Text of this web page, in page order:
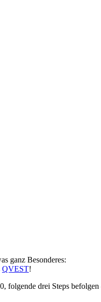
ganz Besonderes:
QVEST!
folgende drei Steps